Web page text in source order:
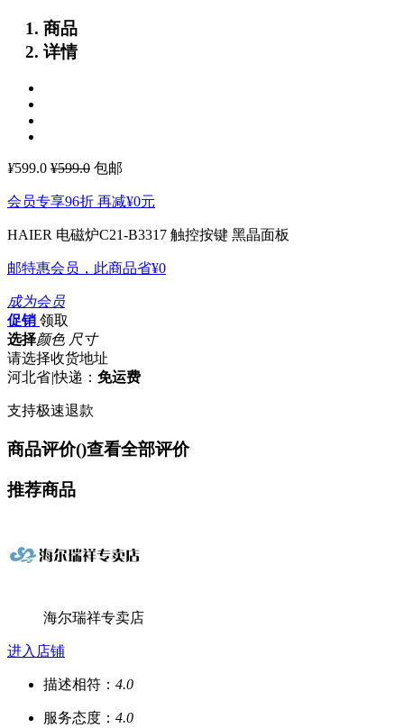
商品
详情
¥599.0 ¥599.0 包邮
会员专享96折 再减¥0元
HAIER 电磁炉C21-B3317 触控按键 黑晶面板
邮特惠会员，此商品省¥0
成为会员
促销 领取
选择颜色 尺寸
请选择收货地址
河北省|快递： 免运费
支持极速退款
商品评价()查看全部评价
推荐商品
海尔瑞祥专卖店
进入店铺
描述相符： 4.0
服务态度： 4.0